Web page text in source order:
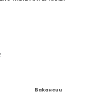
Вакансии